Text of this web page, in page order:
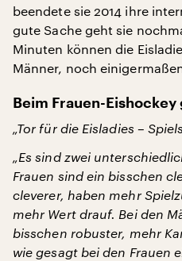
beendete sie 2014 ihre
gute Sache geht sie
Minuten können die
Männer, noch
Beim Frauen-
„Tor für die Eisladies –
„Es sind zwei
Frauen sind ein bisschen
cleverer, haben mehr
mehr Wert drauf. Bei den
bisschen robuster, mehr
wie gesagt bei den Frauen